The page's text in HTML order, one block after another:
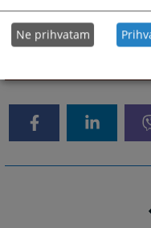
Član 31. Zakona o
Ne prihvatam